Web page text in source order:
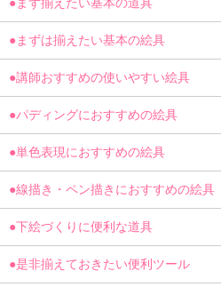
●まずは揃えたい基本の絵具
●講師おすすめの使いやすい絵具
●パディングにおすすめの絵具
●単色表現におすすめの絵具
●線描き・ペン描きにおすすめの絵具
●下絵づくりに便利な道具
●是非揃えておきたい便利ツール